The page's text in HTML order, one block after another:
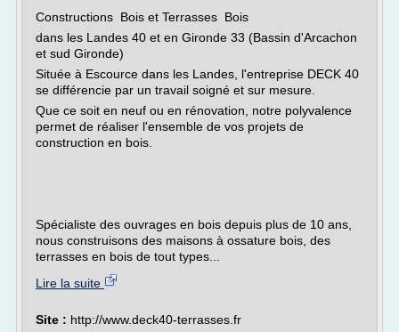
Constructions Bois et Terrasses Bois
dans les Landes 40 et en Gironde 33 (Bassin d'Arcachon
et sud Gironde)
Située à Escource dans les Landes, l'entreprise DECK 40
se différencie par un travail soigné et sur mesure.
Que ce soit en neuf ou en rénovation, notre polyvalence
permet de réaliser l'ensemble de vos projets de
construction en bois.
Spécialiste des ouvrages en bois depuis plus de 10 ans,
nous construisons des maisons à ossature bois, des
terrasses en bois de tout types...
Lire la suite
Site : http://www.deck40-terrasses.fr